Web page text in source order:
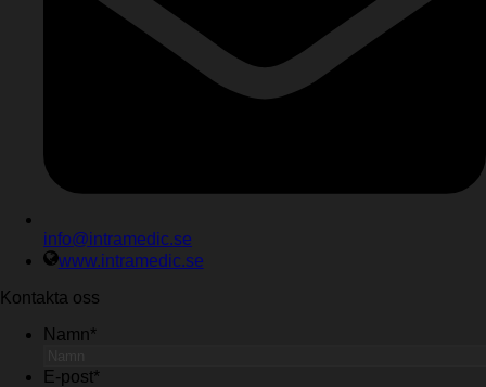
info@intramedic.se
www.intramedic.se
Kontakta oss
Namn*
E-post*